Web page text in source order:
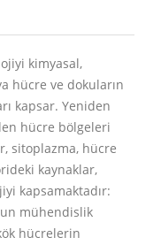
kimyasal,
hücre ve dokuların
kapsar. Yeniden
hücre bölgeleri
sitoplazma, hücre
kaynaklar,
kapsamaktadır:
mühendislik
hücrelerin